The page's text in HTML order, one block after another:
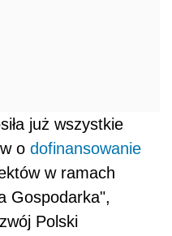
już wszystkie
o dofinansowanie
w ramach
Gospodarka",
Polski